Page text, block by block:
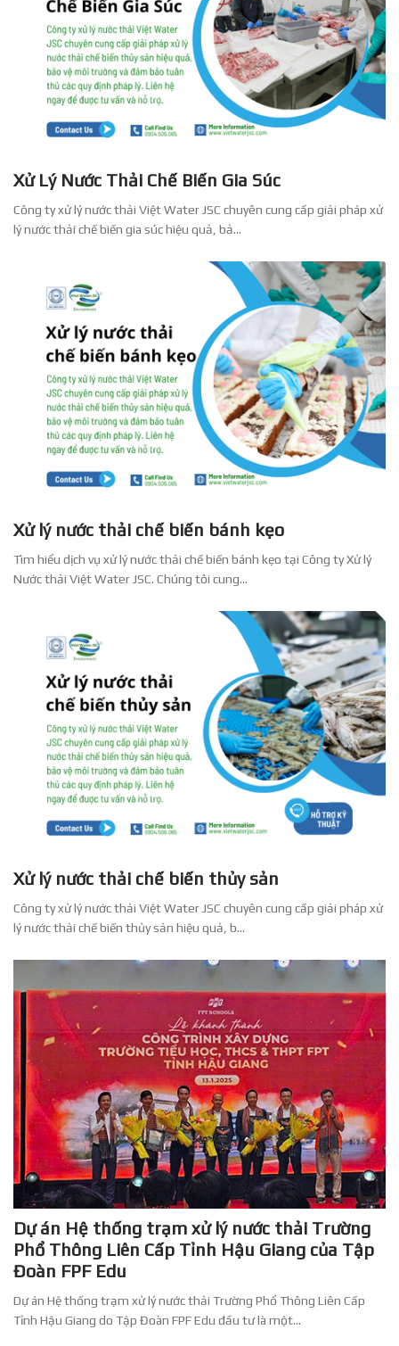
Xử Lý Nước Thải Chế Biến Gia Súc
Công ty xử lý nước thải Việt Water JSC chuyên cung cấp giải pháp xử
lý nước thải chế biến gia súc hiệu quả, bả...
Xử lý nước thải chế biến bánh kẹo
Tìm hiểu dịch vụ xử lý nước thải chế biến bánh kẹo tại Công ty Xử lý
Nước thải Việt Water JSC. Chúng tôi cung...
Xử lý nước thải chế biến thủy sản
Công ty xử lý nước thải Việt Water JSC chuyên cung cấp giải pháp xử
lý nước thải chế biến thủy sản hiệu quả, b...
Dự án Hệ thống trạm xử lý nước thải Trường
Phổ Thông Liên Cấp Tỉnh Hậu Giang của Tập
Đoàn FPF Edu
Dự án Hệ thống trạm xử lý nước thải Trường Phổ Thông Liên Cấp
Tỉnh Hậu Giang do Tập Đoàn FPF Edu đầu tư là một...